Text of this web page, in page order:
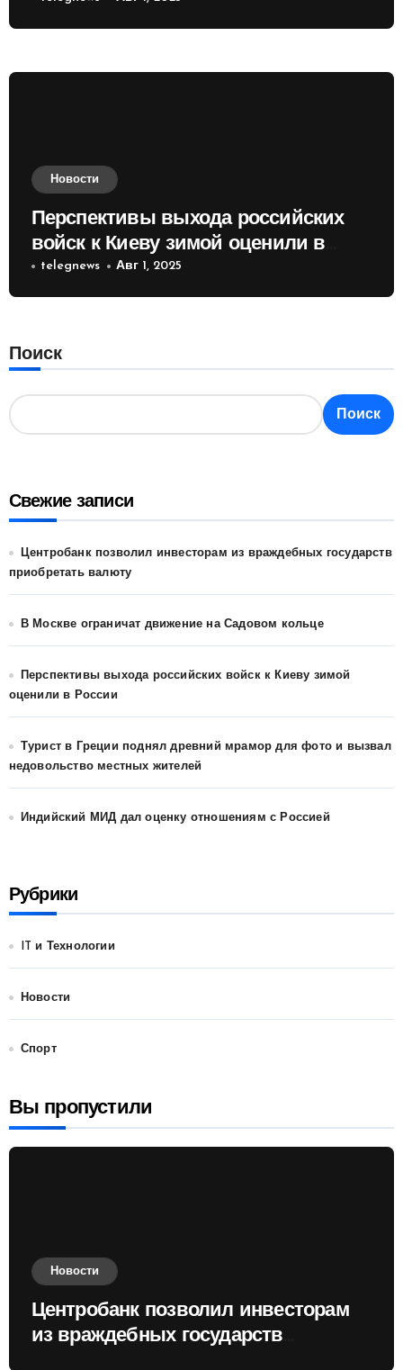
Новости
Перспективы выхода российских
войск к Киеву зимой оценили в
России
telegnews Авг 1, 2025
Поиск
Поиск
Свежие записи
Центробанк позволил инвесторам из враждебных государств
приобретать валюту
В Москве ограничат движение на Садовом кольце
Перспективы выхода российских войск к Киеву зимой
оценили в России
Турист в Греции поднял древний мрамор для фото и вызвал
недовольство местных жителей
Индийский МИД дал оценку отношениям с Россией
Рубрики
IT и Технологии
Новости
Спорт
Вы пропустили
Новости
Центробанк позволил инвесторам
из враждебных государств